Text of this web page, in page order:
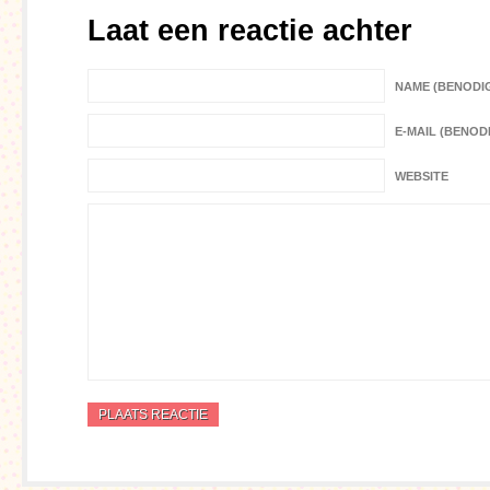
Laat een reactie achter
NAME
E-MAIL
WEBSITE